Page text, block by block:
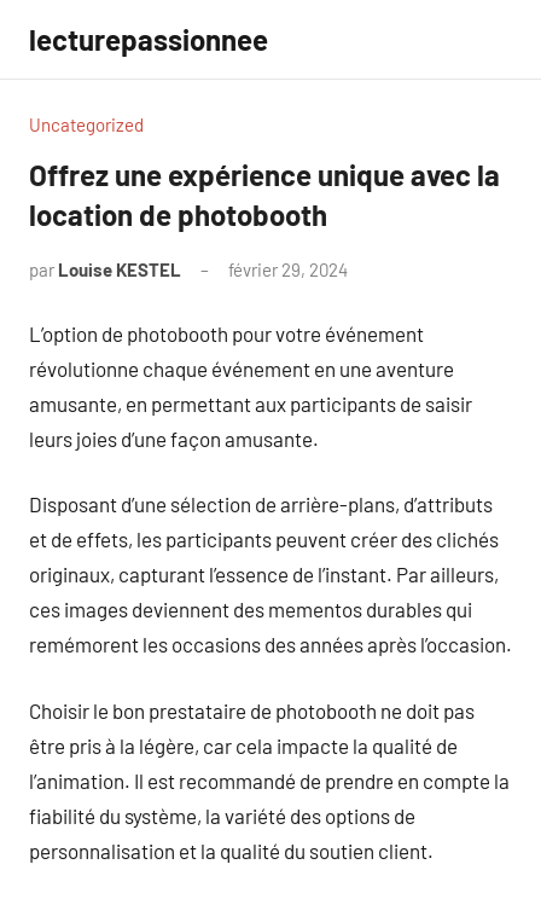
contenu
lecturepassionnee
Uncategorized
Offrez une expérience unique avec la
location de photobooth
par Louise KESTEL février 29, 2024
L’option de photobooth pour votre événement
révolutionne chaque événement en une aventure
amusante, en permettant aux participants de saisir
leurs joies d’une façon amusante.
Disposant d’une sélection de arrière-plans, d’attributs
et de effets, les participants peuvent créer des clichés
originaux, capturant l’essence de l’instant. Par ailleurs,
ces images deviennent des mementos durables qui
remémorent les occasions des années après l’occasion.
Choisir le bon prestataire de photobooth ne doit pas
être pris à la légère, car cela impacte la qualité de
l’animation. Il est recommandé de prendre en compte la
fiabilité du système, la variété des options de
personnalisation et la qualité du soutien client.